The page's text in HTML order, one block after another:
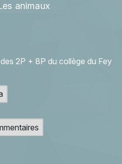
animaux
2P + 8P du collège du Fey